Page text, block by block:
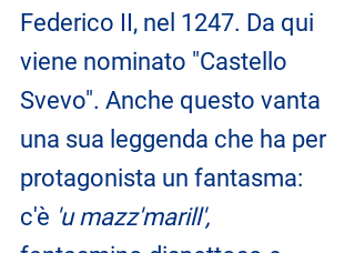
Federico II, nel 1247. Da qui
viene nominato "Castello
Svevo". Anche questo vanta
una sua leggenda che ha per
protagonista un fantasma:
c'è 'u mazz'marill',